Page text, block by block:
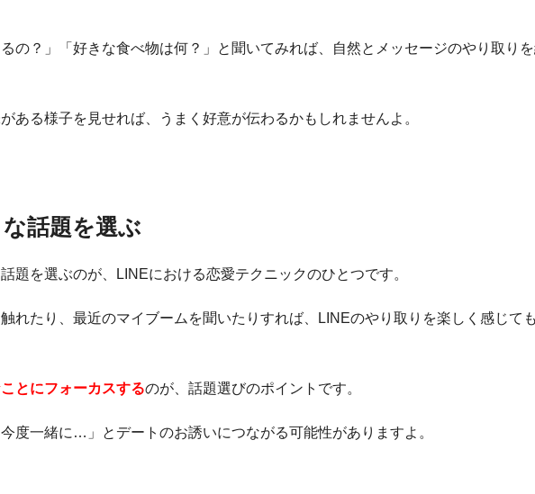
るの？」「好きな食べ物は何？」と聞いてみれば、自然とメッセージのやり取り
ある様子を見せれば、うまく好意が伝わるかもしれませんよ。
話題を選ぶ
題を選ぶのが、LINEにおける恋愛テクニックのひとつです。
れたり、最近のマイブームを聞いたりすれば、LINEのやり取りを楽しく感じて
とにフォーカスするのが、話題選びのポイントです。
度一緒に…」とデートのお誘いにつながる可能性がありますよ。